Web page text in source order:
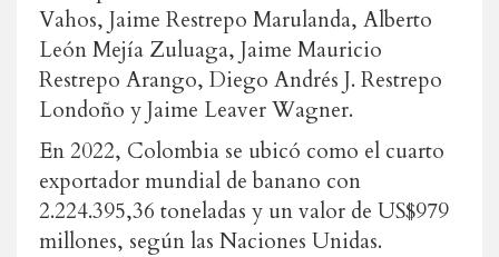
Vahos, Jaime Restrepo Marulanda, Alberto
León Mejía Zuluaga, Jaime Mauricio
Restrepo Arango, Diego Andrés J. Restrepo
Londoño y Jaime Leaver Wagner.
En 2022, Colombia se ubicó como el cuarto
exportador mundial de banano con
2.224.395,36 toneladas y un valor de US$979
millones, según las Naciones Unidas.